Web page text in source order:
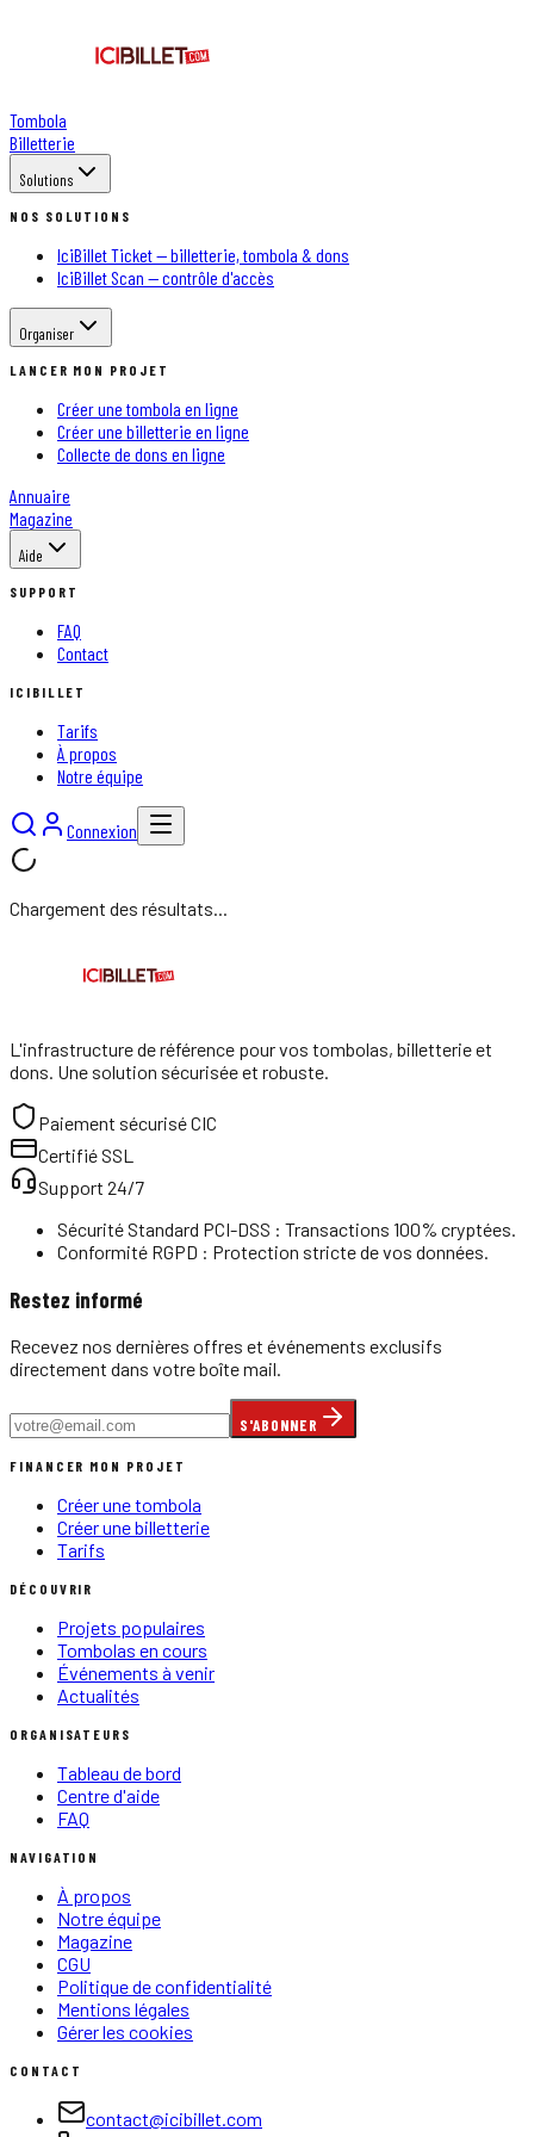
Tombola
Billetterie
Solutions
NOS SOLUTIONS
IciBillet Ticket — billetterie, tombola & dons
IciBillet Scan — contrôle d'accès
Organiser
LANCER MON PROJET
Créer une tombola en ligne
Créer une billetterie en ligne
Collecte de dons en ligne
Annuaire
Magazine
Aide
SUPPORT
FAQ
Contact
ICIBILLET
Tarifs
À propos
Notre équipe
Connexion
Chargement des résultats...
L'infrastructure de référence pour vos tombolas, billetterie et
dons. Une solution sécurisée et robuste.
Paiement sécurisé CIC
Certifié SSL
Support 24/7
Sécurité Standard PCI-DSS : Transactions 100% cryptées.
Conformité RGPD : Protection stricte de vos données.
Restez informé
Recevez nos dernières offres et événements exclusifs
directement dans votre boîte mail.
S'ABONNER
FINANCER MON PROJET
Créer une tombola
Créer une billetterie
Tarifs
DÉCOUVRIR
Projets populaires
Tombolas en cours
Événements à venir
Actualités
ORGANISATEURS
Tableau de bord
Centre d'aide
FAQ
NAVIGATION
À propos
Notre équipe
Magazine
CGU
Politique de confidentialité
Mentions légales
Gérer les cookies
CONTACT
contact@icibillet.com